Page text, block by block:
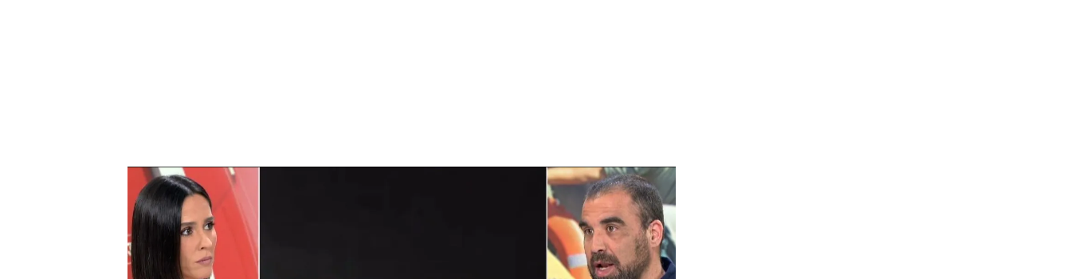
El ataque a los Guardias Civiles de Barbate tuvo un testigo con el que los narcos no contaban
“¿De verdad no tiene mala conciencia?”, ha recriminado el senador
del PP
"¿De verdad que no tiene mala conciencia? Mala conciencia por